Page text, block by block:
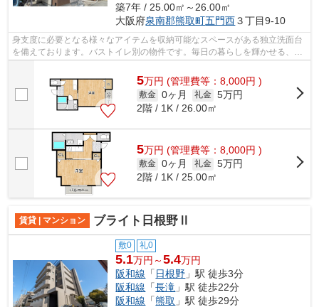
築7年 / 25.00㎡～26.00㎡
大阪府泉南郡熊取町五門西３丁目9-10
身支度に必要となる様々なアイテムを収納可能なスペースがある独立洗面台
を備えております。バストイレ別の物件です。毎日の暮らしを輝かせる、素
敵なお部屋を探しませんか。
5万円 (管理費等：8,000円 )
敷金 0ヶ月 礼金 5万円
2階 / 1K / 26.00㎡
5万円 (管理費等：8,000円 )
敷金 0ヶ月 礼金 5万円
2階 / 1K / 25.00㎡
賃貸 | マンション ブライト日根野Ⅱ
敷0 礼0
5.1万円～5.4万円
阪和線 「 日根野 」駅 徒歩3分
阪和線 「長滝 」駅 徒歩22分
阪和線 「熊取 」駅 徒歩29分